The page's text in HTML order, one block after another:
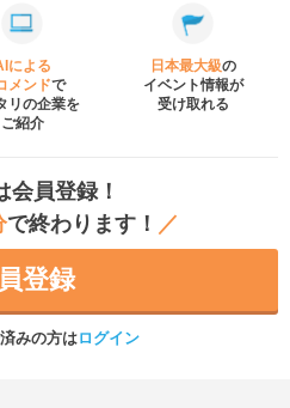
による
メンドで
リの企業を
ご紹介
日本最大級の
イベント情報が
受け取れる
会員登録！
で終わります！ ／
登録
みの方はログイン